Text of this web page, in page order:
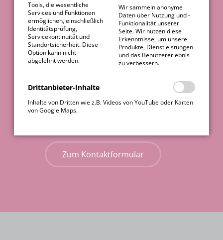
Tools, die wesentliche
Services und Funktionen
ermöglichen, einschließlich
Identitätsprüfung,
Servicekontinuität und
Standortsicherheit. Diese
Option kann nicht
abgelehnt werden.
Wir sammeln anonyme
Daten über Nutzung und -
Funktionalität unserer
Seite. Wir nutzen diese
Erkenntnisse, um unsere
Produkte, Dienstleistungen
und das Benutzererlebnis
zu verbessern.
Drittanbieter-Inhalte
Inhalte von Dritten wie z.B. Videos von YouTube oder Karten
von Google Maps.
KONTAKT
Sie wünschen sich mehr
Informationen oder brauchen
einen kompetenten Rat? Für jede
passende technische Lösung.
Lassen Sie uns über Ihr Projekt
sprechen. Kontaktieren Sie uns!
Zum Kontaktformular